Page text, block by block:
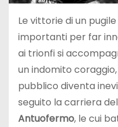
Le vittorie di un
importanti per far
ai trionfi si
un indomito
pubblico diventa
seguito la carriera
Antuofermo, le cui